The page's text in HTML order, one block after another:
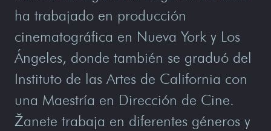
ha trabajado en producción
cinematográfica en Nueva York y Los
Ángeles, donde también se graduó del
Instituto de las Artes de California con
una Maestría en Dirección de Cine.
Žanete trabaja en diferentes géneros y